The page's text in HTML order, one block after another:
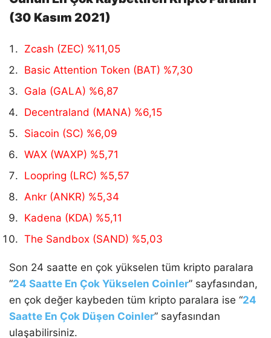
(30 Kasım 2021)
Zcash (ZEC) %11,05
Basic Attention Token (BAT) %7,30
Gala (GALA) %6,87
Decentraland (MANA) %6,15
Siacoin (SC) %6,09
WAX (WAXP) %5,71
Loopring (LRC) %5,57
Ankr (ANKR) %5,34
Kadena (KDA) %5,11
The Sandbox (SAND) %5,03
Son 24 saatte en çok yükselen tüm kripto paralara
“24 Saatte En Çok Yükselen Coinler” sayfasından,
en çok değer kaybeden tüm kripto paralara ise “24
Saatte En Çok Düşen Coinler” sayfasından
ulaşabilirsiniz.